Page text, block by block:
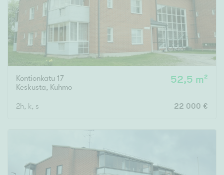
Välttävä
Ominaisuudet
Hissi
Järvi- tai merinäköala
Maalämpö
Senioriasunto
Kontionkatu 17
Keskusta, Kuhmo
52,5 m²
2h, k, s 22 000 €